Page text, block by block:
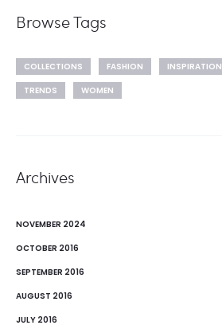
Browse Tags
COLLECTIONS FASHION INSPIRATION
TRENDS
WOMEN
Archives
NOVEMBER 2024
OCTOBER 2016
SEPTEMBER 2016
AUGUST 2016
JULY 2016